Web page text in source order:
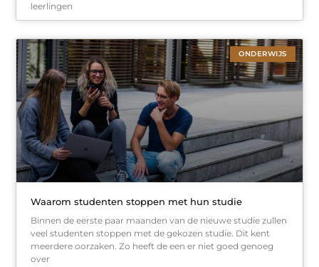
leerlingen
ONDERWIJS
Waarom studenten stoppen met hun studie
Binnen de eerste paar maanden van de nieuwe studie zullen
veel studenten stoppen met de gekozen studie. Dit kent
meerdere oorzaken. Zo heeft de een er niet goed genoeg
over